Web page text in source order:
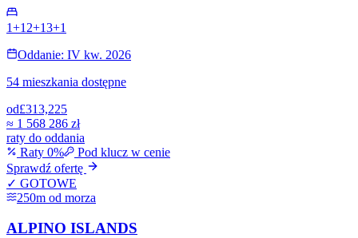
1+1 2+13+1
Oddanie: IV kw. 2026
54 mieszkania dostępne
od£313,225
≈ 1 568 286 zł
raty do oddania
Raty 0%
Pod klucz w cenie
Sprawdź ofertę
✓ GOTOWE
250m od morza
ALPINO ISLANDS